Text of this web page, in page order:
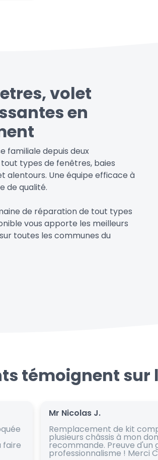
volet
en
familiale depuis deux
types de fenêtres, baies
alentours. Une équipe efficace à
de qualité.
de réparation de tout types
vous apporte les meilleurs
toutes les communes du
témoignent sur
faire
Mr Nicolas J.
Remplacement de kit
plusieurs châssis à mon
recommande. Preuve d'un
professionnalisme ! Merci